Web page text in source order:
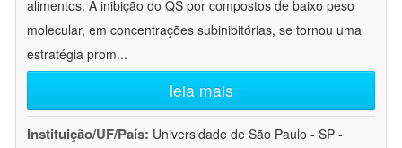
alimentos. A inibição do QS por compostos de baixo peso
molecular, em concentrações subinibitórias, se tornou uma
estratégia prom...
leia mais
Instituição/UF/País: Universidade de São Paulo - SP -